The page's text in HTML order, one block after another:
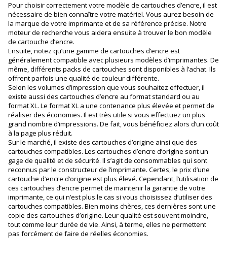
Pour choisir correctement votre modèle de cartouches d’encre, il est
nécessaire de bien connaître votre matériel. Vous aurez besoin de
la marque de votre imprimante et de sa référence précise. Notre
moteur de recherche vous aidera ensuite à trouver le bon modèle
de cartouche d’encre.
Ensuite, notez qu’une gamme de cartouches d’encre est
généralement compatible avec plusieurs modèles d’imprimantes. De
même, différents packs de cartouches sont disponibles à l’achat. Ils
offrent parfois une qualité de couleur différente.
Selon les volumes d’impression que vous souhaitez effectuer, il
existe aussi des cartouches d’encre au format standard ou au
format XL. Le format XL a une contenance plus élevée et permet de
réaliser des économies. Il est très utile si vous effectuez un plus
grand nombre d’impressions. De fait, vous bénéficiez alors d’un coût
à la page plus réduit.
Sur le marché, il existe des cartouches d’origine ainsi que des
cartouches compatibles. Les cartouches d’encre d’origine sont un
gage de qualité et de sécurité. Il s’agit de consommables qui sont
reconnus par le constructeur de l’imprimante. Certes, le prix d’une
cartouche d’encre d’origine est plus élevé. Cependant, l’utilisation de
ces cartouches d’encre permet de maintenir la garantie de votre
imprimante, ce qui n’est plus le cas si vous choisissez d’utiliser des
cartouches compatibles. Bien moins chères, ces dernières sont une
copie des cartouches d’origine. Leur qualité est souvent moindre,
tout comme leur durée de vie. Ainsi, à terme, elles ne permettent
pas forcément de faire de réelles économies.